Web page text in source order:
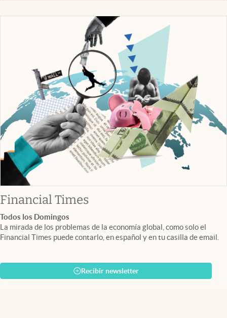
Financial Timesabre en nueva pestaña
Todos los Domingos
La mirada de los problemas de la economía global, como solo el
Financial Times puede contarlo, en español y en tu casilla de email.
Recibir newsletter